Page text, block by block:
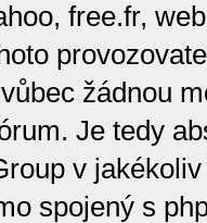
free.fr,
žádnou
Je tedy
v
spojený s